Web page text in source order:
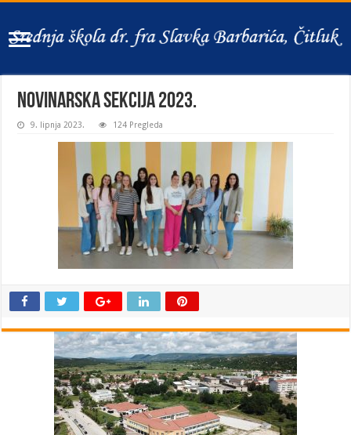
novinarska sekcija 2023.
9. lipnja 2023. 124 Pregleda